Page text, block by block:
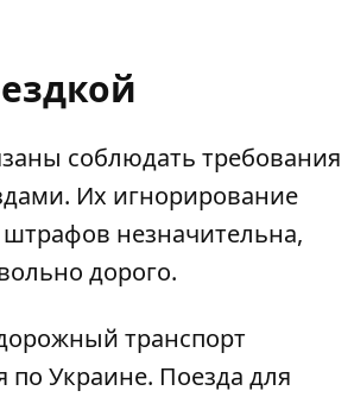
соблюдать требования
Их игнорирование
незначительна,
дорого.
транспорт
Украине. Поезда для